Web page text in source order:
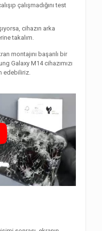
çalışmadığını test
cihazın arka
takalım.
montajını başarılı bir
Galaxy M14 cihazımızı
edebiliriz.